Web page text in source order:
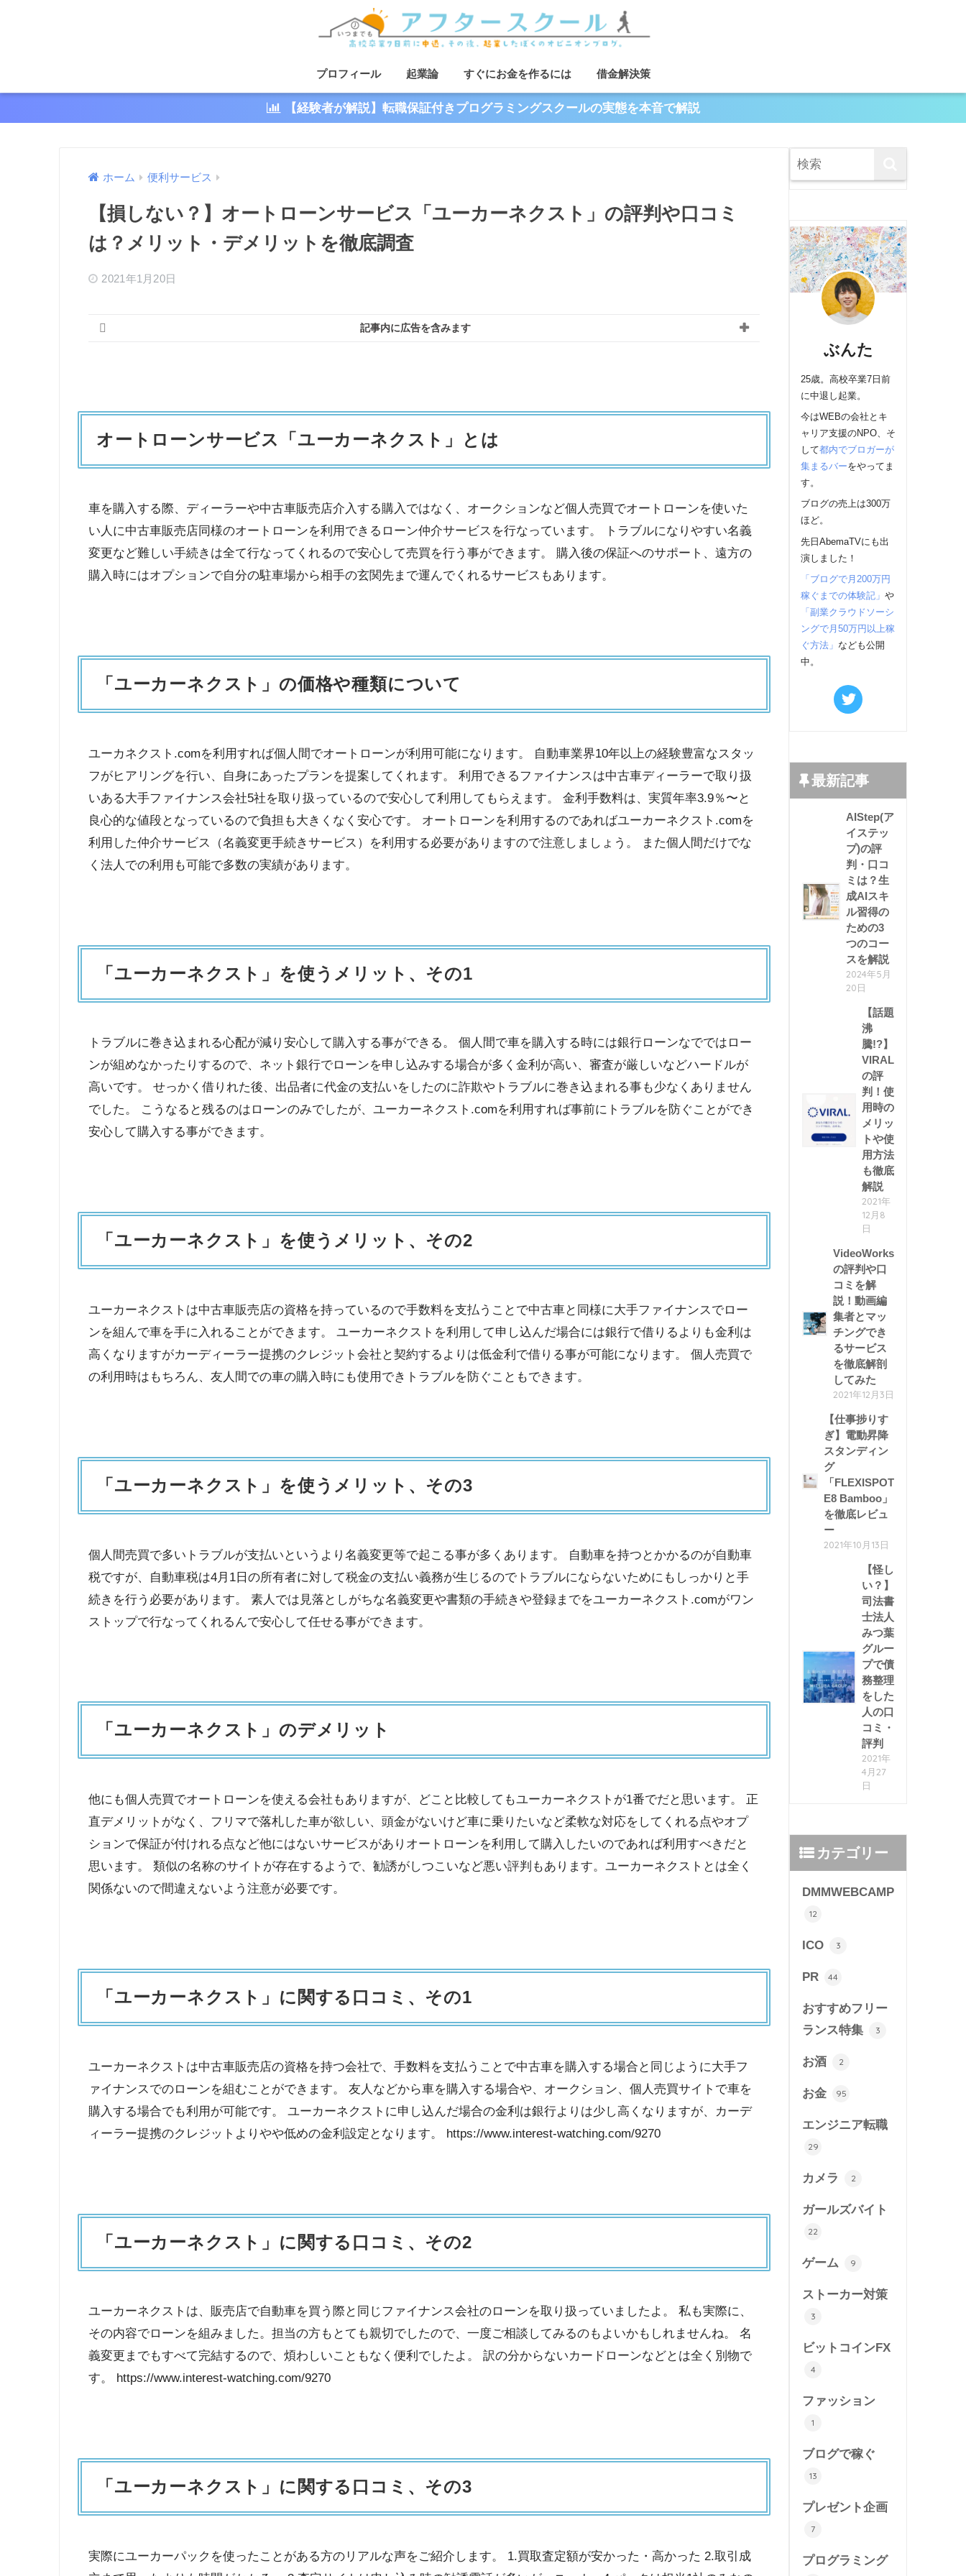
プロフィール 起業論 すぐにお金を作るには 借金解決策
【経験者が解説】転職保証付きプログラミングスクールの実態を本音で解説
ホーム 便利サービス
【損しない？】オートローンサービス「ユーカーネクスト」の評判や口コミ
は？メリット・デメリットを徹底調査
2021年1月20日
記事内に広告を含みます
オートローンサービス「ユーカーネクスト」とは
車を購入する際、ディーラーや中古車販売店介入する購入ではなく、オークションなど個人売買でオートローンを使いた
い人に中古車販売店同様のオートローンを利用できるローン仲介サービスを行なっています。 トラブルになりやすい名義
変更など難しい手続きは全て行なってくれるので安心して売買を行う事ができます。 購入後の保証へのサポート、遠方の
購入時にはオプションで自分の駐車場から相手の玄関先まで運んでくれるサービスもあります。
「ユーカーネクスト」の価格や種類について
ユーカネクスト.comを利用すれば個人間でオートローンが利用可能になります。 自動車業界10年以上の経験豊富なスタッ
フがヒアリングを行い、自身にあったプランを提案してくれます。 利用できるファイナンスは中古車ディーラーで取り扱
いある大手ファイナンス会社5社を取り扱っているので安心して利用してもらえます。 金利手数料は、実質年率3.9％〜と
良心的な値段となっているので負担も大きくなく安心です。 オートローンを利用するのであればユーカーネクスト.comを
利用した仲介サービス（名義変更手続きサービス）を利用する必要がありますので注意しましょう。 また個人間だけでな
く法人での利用も可能で多数の実績があります。
「ユーカーネクスト」を使うメリット、その1
トラブルに巻き込まれる心配が減り安心して購入する事ができる。 個人間で車を購入する時には銀行ローンなでではロー
ンが組めなかったりするので、ネット銀行でローンを申し込みする場合が多く金利が高い、審査が厳しいなどハードルが
高いです。 せっかく借りれた後、出品者に代金の支払いをしたのに詐欺やトラブルに巻き込まれる事も少なくありません
でした。 こうなると残るのはローンのみでしたが、ユーカーネクスト.comを利用すれば事前にトラブルを防ぐことができ
安心して購入する事ができます。
「ユーカーネクスト」を使うメリット、その2
ユーカーネクストは中古車販売店の資格を持っているので手数料を支払うことで中古車と同様に大手ファイナンスでロー
ンを組んで車を手に入れることができます。 ユーカーネクストを利用して申し込んだ場合には銀行で借りるよりも金利は
高くなりますがカーディーラー提携のクレジット会社と契約するよりは低金利で借りる事が可能になります。 個人売買で
の利用時はもちろん、友人間での車の購入時にも使用できトラブルを防ぐこともできます。
「ユーカーネクスト」を使うメリット、その3
個人間売買で多いトラブルが支払いというより名義変更等で起こる事が多くあります。 自動車を持つとかかるのが自動車
税ですが、自動車税は4月1日の所有者に対して税金の支払い義務が生じるのでトラブルにならないためにもしっかりと手
続きを行う必要があります。 素人では見落としがちな名義変更や書類の手続きや登録までをユーカーネクスト.comがワン
ストップで行なってくれるんで安心して任せる事ができます。
「ユーカーネクスト」のデメリット
他にも個人売買でオートローンを使える会社もありますが、どこと比較してもユーカーネクストが1番でだと思います。 正
直デメリットがなく、フリマで落札した車が欲しい、頭金がないけど車に乗りたいなど柔軟な対応をしてくれる点やオプ
ションで保証が付けれる点など他にはないサービスがありオートローンを利用して購入したいのであれば利用すべきだと
思います。 類似の名称のサイトが存在するようで、勧誘がしつこいなど悪い評判もあります。ユーカーネクストとは全く
関係ないので間違えないよう注意が必要です。
「ユーカーネクスト」に関する口コミ、その1
ユーカーネクストは中古車販売店の資格を持つ会社で、手数料を支払うことで中古車を購入する場合と同じように大手フ
ァイナンスでのローンを組むことができます。 友人などから車を購入する場合や、オークション、個人売買サイトで車を
購入する場合でも利用が可能です。 ユーカーネクストに申し込んだ場合の金利は銀行よりは少し高くなりますが、カーデ
ィーラー提携のクレジットよりやや低めの金利設定となります。 https://www.interest-watching.com/9270
「ユーカーネクスト」に関する口コミ、その2
ユーカーネクストは、販売店で自動車を買う際と同じファイナンス会社のローンを取り扱っていましたよ。 私も実際に、
その内容でローンを組みました。担当の方もとても親切でしたので、一度ご相談してみるのもよいかもしれませんね。 名
義変更までもすべて完結するので、煩わしいこともなく便利でしたよ。 訳の分からないカードローンなどとは全く別物で
す。 https://www.interest-watching.com/9270
「ユーカーネクスト」に関する口コミ、その3
実際にユーカーパックを使ったことがある方のリアルな声をご紹介します。 1.買取査定額が安かった・高かった 2.取引成
ぶんた
25歳。高校卒業7日前
に中退し起業。
今はWEBの会社とキ
ャリア支援のNPO、そ
して都内でブロガーが
集まるバーをやってま
す。
ブログの売上は300万
ほど。
先日AbemaTVにも出
演しました！
「ブログで月200万円
稼ぐまでの体験記」 や
「副業クラウドソーシ
ングで月50万円以上稼
ぐ方法」 なども公開
中。
最新記事
AIStep(ア
イステッ
プ)の評
判・口コ
ミは？生
成AIスキ
ル習得の
ための3
つのコー
スを解説
2024年5月
20日
【話題
沸
騰!?】
VIRAL
の評
判！使
用時の
メリッ
トや使
用方法
も徹底
解説
2021年
12月8
日
VideoWorks
の評判や口
コミを解
説！動画編
集者とマッ
チングでき
るサービス
を徹底解剖
してみた
2021年12月3日
【仕事捗りす
ぎ】電動昇降
スタンディン
グ
「FLEXISPOT
E8 Bamboo」
を徹底レビュ
ー
2021年10月13日
【怪し
い？】
司法書
士法人
みつ葉
グルー
プで債
務整理
をした
人の口
コミ・
評判
2021年
4月27
日
カテゴリー
DMMWEBCAMP
12
ICO 3
PR 44
おすすめフリー
ランス特集
3
お酒 2
お金 95
エンジニア転職
29
カメラ 2
ガールズバイト
22
ゲーム 9
ストーカー対策
3
ビットコインFX
4
ファッション
1
ブログで稼ぐ
13
プレゼント企画
7
プログラミング